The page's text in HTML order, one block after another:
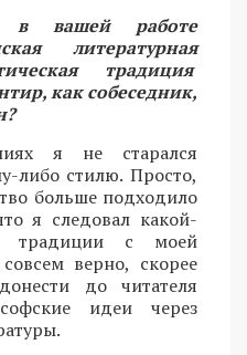
в вашей работе
литературная
традиция
как собеседник,
я не старался
либо стилю. Просто,
больше подходило
я следовал какой-
традиции с моей
верно, скорее
до читателя
идеи через